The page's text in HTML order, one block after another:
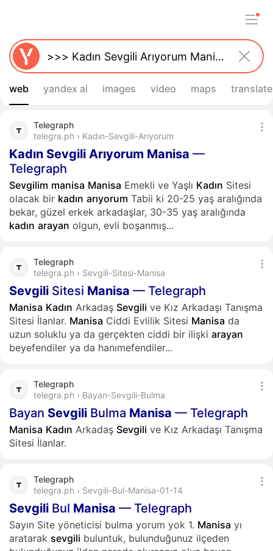
web yandex ai images video maps translate
Telegraph
telegra.ph › Kadın-Sevgili-Arıyorum
Kadın Sevgili Arıyorum Manisa —
Telegraph
Sevgilim manisa Manisa Emekli ve Yaşlı Kadın Sitesi
olacak bir kadın arıyorum Tabii ki 20-25 yaş aralığında
bekar, güzel erkek arkadaşlar, 30-35 yaş aralığında
kadın arayan olgun, evli boşanmış...
Telegraph
telegra.ph › Sevgili-Sitesi-Manisa
Sevgili Sitesi Manisa — Telegraph
Manisa Kadın Arkadaş Sevgili ve Kız Arkadaşı Tanışma
Sitesi İlanlar. Manisa Ciddi Evlilik Sitesi Manisa da
uzun soluklu ya da gerçekten ciddi bir ilişki arayan
beyefendiler ya da hanımefendiler...
Telegraph
telegra.ph › Bayan-Sevgili-Bulma
Bayan Sevgili Bulma Manisa — Telegraph
Manisa Kadın Arkadaş Sevgili ve Kız Arkadaşı Tanışma
Sitesi İlanlar.
Telegraph
telegra.ph › Sevgili-Bul-Manisa-01-14
Sevgili Bul Manisa — Telegraph
Sayın Site yöneticisi bulma yorum yok 1. Manisa yı
aratarak sevgili buluntuk, bulunduğunuz ilçeden